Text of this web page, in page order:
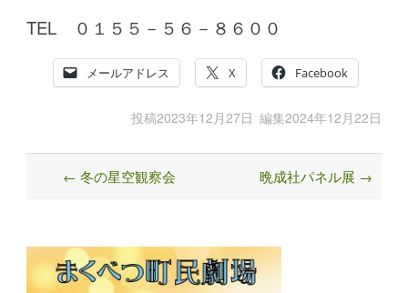
TEL ０１５５－５６－８６００
メールアドレス X Facebook
投稿2023年12月27日 編集2024年12月22日
Post
← 冬の星空観察会 晩成社パネル展 →